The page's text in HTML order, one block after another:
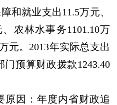
和就业支出11.5万元、
农林水事务1101.10万
元。2013年实际总支出
门预算财政拨款1243.40
原因：年度内省财政追